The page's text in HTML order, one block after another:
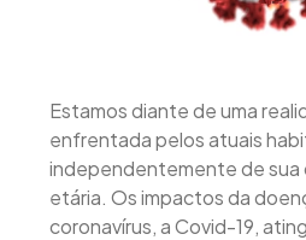
Estamos diante de uma
enfrentada pelos atuais
independentemente de sua
etária. Os impactos da
coronavírus, a Covid-19,